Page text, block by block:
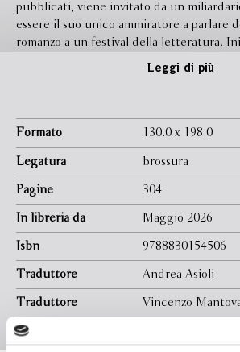
pubblicati, viene invitato da un
essere il suo unico ammiratore a parlare
romanzo a un festival della letteratura.
Leggi di più
Formato 130.0 x 198.0
Legatura brossura
Pagine 304
In libreria da Maggio 2026
Isbn 9788830154506
Traduttore Andrea Asioli
Traduttore Vincenzo